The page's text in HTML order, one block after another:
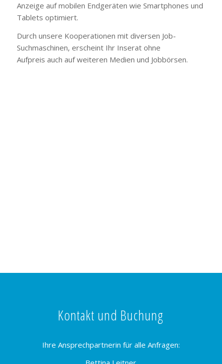
Anzeige auf mobilen Endgeräten wie Smartphones und
Tablets optimiert.
Durch unsere Kooperationen mit diversen Job-
Suchmaschinen, erscheint Ihr Inserat ohne
Aufpreis auch auf weiteren Medien und Jobbörsen.
Kontakt und Buchung
Ihre Ansprechpartnerin für alle Anfragen: